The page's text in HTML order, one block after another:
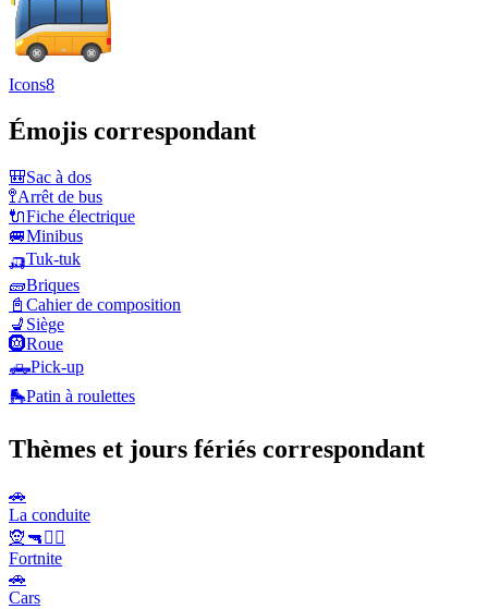
Icons8
Émojis correspondant
🎒Sac à dos
🚏Arrêt de bus
🔌Fiche électrique
🚐Minibus
🛺Tuk-tuk
🧱Briques
📓 Cahier de composition
💺 Siège
🛞Roue
🛻Pick-up
🛼Patin à roulettes
Thèmes et jours fériés correspondant
🚗
La conduite
🧝🔫🦹‍♂️
Fortnite
🚗
Cars